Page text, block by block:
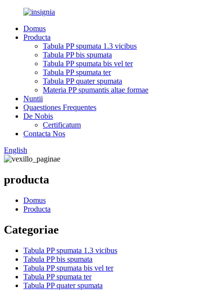
Domus
Producta
Tabula PP spumata 1.3 vicibus
Tabula PP bis spumata
Tabula PP spumata bis vel ter
Tabula PP spumata ter
Tabula PP quater spumata
Materia PP spumantis altae formae
Nuntii
Quaestiones Frequentes
De Nobis
Certificatum
Contacta Nos
English
producta
Domus
Producta
Categoriae
Tabula PP spumata 1.3 vicibus
Tabula PP bis spumata
Tabula PP spumata bis vel ter
Tabula PP spumata ter
Tabula PP quater spumata